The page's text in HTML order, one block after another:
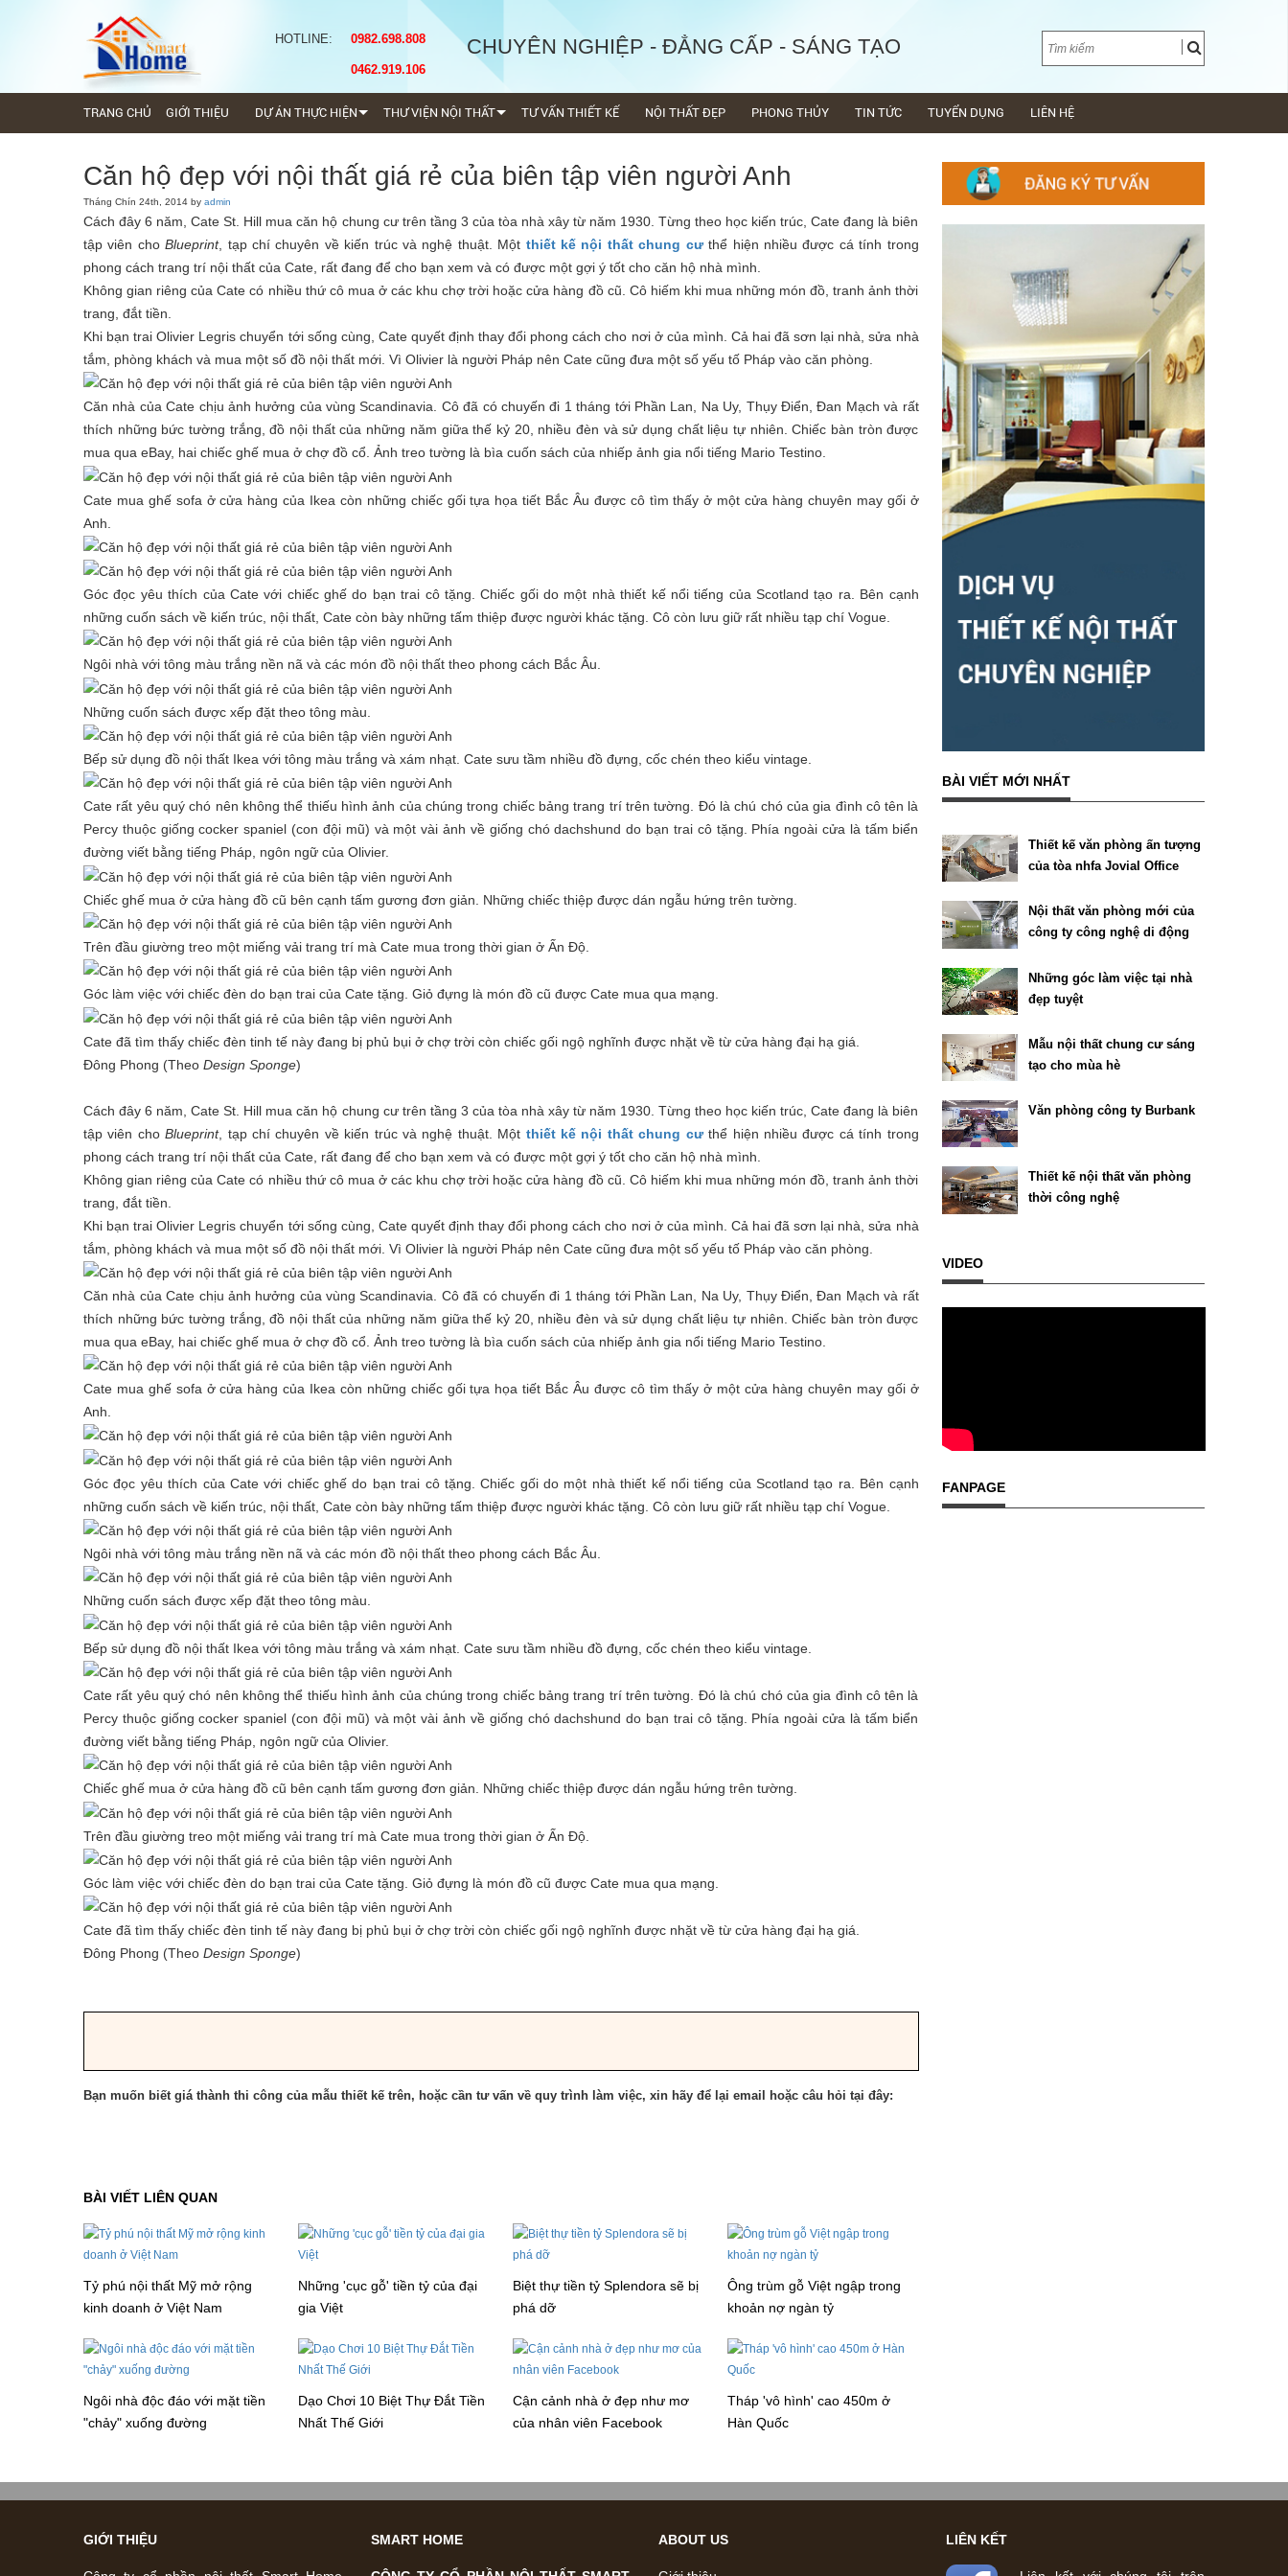
HOTLINE: 0982.698.808
0462.919.106
CHUYÊN NGHIỆP - ĐẲNG CẤP - SÁNG TẠO
TRANG CHỦ GIỚI THIỆU DỰ ÁN THỰC HIỆN THƯ VIỆN NỘI THẤT TƯ VẤN THIẾT KẾ NỘI THẤT ĐẸP PHONG THỦY TIN TỨC TUYỂN DỤNG LIÊN HỆ
Căn hộ đẹp với nội thất giá rẻ của biên tập viên người Anh
Tháng Chín 24th, 2014 by admin
Cách đây 6 năm, Cate St. Hill mua căn hộ chung cư trên tầng 3 của tòa nhà xây từ năm 1930. Từng theo học kiến trúc, Cate đang là biên
tập viên choBlueprint, tạp chí chuyên về kiến trúc và nghệ thuật. Một thiết kế nội thất chung cưthể hiện nhiều được cá tính trong
phong cách trang trí nội thất của Cate, rất đang để cho bạn xem và có được một gợi ý tốt cho căn hộ nhà mình.
Không gian riêng của Cate có nhiều thứ cô mua ở các khu chợ trời hoặc cửa hàng đồ cũ. Cô hiếm khi mua những món đồ, tranh ảnh thời
trang, đắt tiền.
Khi bạn trai Olivier Legris chuyển tới sống cùng, Cate quyết định thay đổi phong cách cho nơi ở của mình. Cả hai đã sơn lại nhà, sửa nhà
tắm, phòng khách và mua một số đồ nội thất mới. Vì Olivier là người Pháp nên Cate cũng đưa một số yếu tố Pháp vào căn phòng.
Căn nhà của Cate chịu ảnh hưởng của vùng Scandinavia. Cô đã có chuyến đi 1 tháng tới Phần Lan, Na Uy, Thụy Điển, Đan Mạch và rất
thích những bức tường trắng, đồ nội thất của những năm giữa thế kỷ 20, nhiều đèn và sử dụng chất liệu tự nhiên. Chiếc bàn tròn được
mua qua eBay, hai chiếc ghế mua ở chợ đồ cổ. Ảnh treo tường là bìa cuốn sách của nhiếp ảnh gia nổi tiếng Mario Testino.
Cate mua ghế sofa ở cửa hàng của Ikea còn những chiếc gối tựa họa tiết Bắc Âu được cô tìm thấy ở một cửa hàng chuyên may gối ở
Anh.
Góc đọc yêu thích của Cate với chiếc ghế do bạn trai cô tặng. Chiếc gối do một nhà thiết kế nổi tiếng của Scotland tạo ra. Bên cạnh
những cuốn sách về kiến trúc, nội thất, Cate còn bày những tấm thiệp được người khác tặng. Cô còn lưu giữ rất nhiều tạp chí Vogue.
Ngôi nhà với tông màu trắng nền nã và các món đồ nội thất theo phong cách Bắc Âu.
Những cuốn sách được xếp đặt theo tông màu.
Bếp sử dụng đồ nội thất Ikea với tông màu trắng và xám nhạt. Cate sưu tầm nhiều đồ đựng, cốc chén theo kiểu vintage.
Cate rất yêu quý chó nên không thể thiếu hình ảnh của chúng trong chiếc bảng trang trí trên tường. Đó là chú chó của gia đình cô tên là
Percy thuộc giống cocker spaniel (con đội mũ) và một vài ảnh về giống chó dachshund do bạn trai cô tặng. Phía ngoài cửa là tấm biển
đường viết bằng tiếng Pháp, ngôn ngữ của Olivier.
Chiếc ghế mua ở cửa hàng đồ cũ bên cạnh tấm gương đơn giản. Những chiếc thiệp được dán ngẫu hứng trên tường.
Trên đầu giường treo một miếng vải trang trí mà Cate mua trong thời gian ở Ấn Độ.
Góc làm việc với chiếc đèn do bạn trai của Cate tặng. Giỏ đựng là món đồ cũ được Cate mua qua mạng.
Cate đã tìm thấy chiếc đèn tinh tế này đang bị phủ bụi ở chợ trời còn chiếc gối ngộ nghĩnh được nhặt về từ cửa hàng đại hạ giá.
Đông Phong (Theo Design Sponge)
Cách đây 6 năm, Cate St. Hill mua căn hộ chung cư trên tầng 3 của tòa nhà xây từ năm 1930. Từng theo học kiến trúc, Cate đang là biên
tập viên choBlueprint, tạp chí chuyên về kiến trúc và nghệ thuật. Một thiết kế nội thất chung cưthể hiện nhiều được cá tính trong
phong cách trang trí nội thất của Cate, rất đang để cho bạn xem và có được một gợi ý tốt cho căn hộ nhà mình.
Không gian riêng của Cate có nhiều thứ cô mua ở các khu chợ trời hoặc cửa hàng đồ cũ. Cô hiếm khi mua những món đồ, tranh ảnh thời
trang, đắt tiền.
Khi bạn trai Olivier Legris chuyển tới sống cùng, Cate quyết định thay đổi phong cách cho nơi ở của mình. Cả hai đã sơn lại nhà, sửa nhà
tắm, phòng khách và mua một số đồ nội thất mới. Vì Olivier là người Pháp nên Cate cũng đưa một số yếu tố Pháp vào căn phòng.
Căn nhà của Cate chịu ảnh hưởng của vùng Scandinavia. Cô đã có chuyến đi 1 tháng tới Phần Lan, Na Uy, Thụy Điển, Đan Mạch và rất
thích những bức tường trắng, đồ nội thất của những năm giữa thế kỷ 20, nhiều đèn và sử dụng chất liệu tự nhiên. Chiếc bàn tròn được
mua qua eBay, hai chiếc ghế mua ở chợ đồ cổ. Ảnh treo tường là bìa cuốn sách của nhiếp ảnh gia nổi tiếng Mario Testino.
Cate mua ghế sofa ở cửa hàng của Ikea còn những chiếc gối tựa họa tiết Bắc Âu được cô tìm thấy ở một cửa hàng chuyên may gối ở
Anh.
Góc đọc yêu thích của Cate với chiếc ghế do bạn trai cô tặng. Chiếc gối do một nhà thiết kế nổi tiếng của Scotland tạo ra. Bên cạnh
những cuốn sách về kiến trúc, nội thất, Cate còn bày những tấm thiệp được người khác tặng. Cô còn lưu giữ rất nhiều tạp chí Vogue.
Ngôi nhà với tông màu trắng nền nã và các món đồ nội thất theo phong cách Bắc Âu.
Những cuốn sách được xếp đặt theo tông màu.
Bếp sử dụng đồ nội thất Ikea với tông màu trắng và xám nhạt. Cate sưu tầm nhiều đồ đựng, cốc chén theo kiểu vintage.
Cate rất yêu quý chó nên không thể thiếu hình ảnh của chúng trong chiếc bảng trang trí trên tường. Đó là chú chó của gia đình cô tên là
Percy thuộc giống cocker spaniel (con đội mũ) và một vài ảnh về giống chó dachshund do bạn trai cô tặng. Phía ngoài cửa là tấm biển
đường viết bằng tiếng Pháp, ngôn ngữ của Olivier.
Chiếc ghế mua ở cửa hàng đồ cũ bên cạnh tấm gương đơn giản. Những chiếc thiệp được dán ngẫu hứng trên tường.
Trên đầu giường treo một miếng vải trang trí mà Cate mua trong thời gian ở Ấn Độ.
Góc làm việc với chiếc đèn do bạn trai của Cate tặng. Giỏ đựng là món đồ cũ được Cate mua qua mạng.
Cate đã tìm thấy chiếc đèn tinh tế này đang bị phủ bụi ở chợ trời còn chiếc gối ngộ nghĩnh được nhặt về từ cửa hàng đại hạ giá.
Đông Phong (Theo Design Sponge)
Bạn muốn biết giá thành thi công của mẫu thiết kế trên, hoặc cần tư vấn về quy trình làm việc, xin hãy để lại email hoặc câu hỏi tại đây:
BÀI VIẾT LIÊN QUAN
Tỷ phú nội thất Mỹ mở rộng
kinh doanh ở Việt Nam
Những 'cục gỗ' tiền tỷ của đại
gia Việt
Biệt thự tiền tỷ Splendora sẽ bị
phá dỡ
Ông trùm gỗ Việt ngập trong
khoản nợ ngàn tỷ
Ngôi nhà độc đáo với mặt tiền
"chảy" xuống đường
Dạo Chơi 10 Biệt Thự Đắt Tiền
Nhất Thế Giới
Cận cảnh nhà ở đẹp như mơ
của nhân viên Facebook
Tháp 'vô hình' cao 450m ở
Hàn Quốc
BÀI VIẾT MỚI NHẤT
Thiết kế văn phòng ấn tượng
của tòa nhfa Jovial Office
Nội thất văn phòng mới của
công ty công nghệ di động
Những góc làm việc tại nhà
đẹp tuyệt
Mẫu nội thất chung cư sáng
tạo cho mùa hè
Văn phòng công ty Burbank
Thiết kế nội thất văn phòng
thời công nghệ
VIDEO
FANPAGE
GIỚI THIỆU SMART HOME ABOUT US LIÊN KẾT